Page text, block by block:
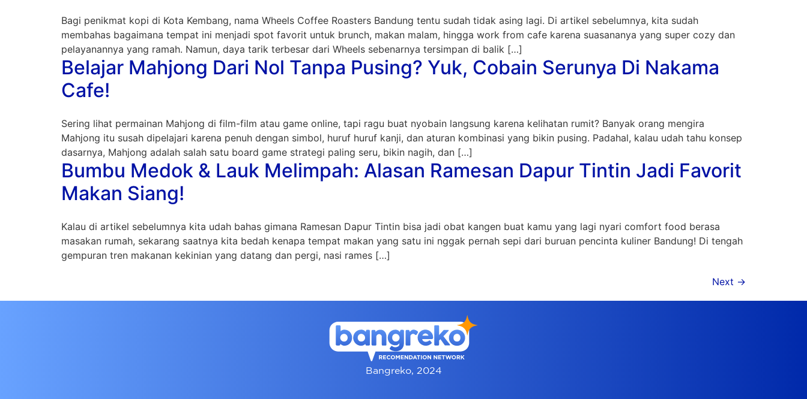
Bagi penikmat kopi di Kota Kembang, nama Wheels Coffee Roasters Bandung tentu sudah tidak asing lagi. Di artikel sebelumnya, kita sudah
membahas bagaimana tempat ini menjadi spot favorit untuk brunch, makan malam, hingga work from cafe karena suasananya yang super cozy dan
pelayanannya yang ramah. Namun, daya tarik terbesar dari Wheels sebenarnya tersimpan di balik […]
Belajar Mahjong Dari Nol Tanpa Pusing? Yuk, Cobain Serunya Di Nakama
Cafe!
Sering lihat permainan Mahjong di film-film atau game online, tapi ragu buat nyobain langsung karena kelihatan rumit? Banyak orang mengira
Mahjong itu susah dipelajari karena penuh dengan simbol, huruf huruf kanji, dan aturan kombinasi yang bikin pusing. Padahal, kalau udah tahu konsep
dasarnya, Mahjong adalah salah satu board game strategi paling seru, bikin nagih, dan […]
Bumbu Medok & Lauk Melimpah: Alasan Ramesan Dapur Tintin Jadi Favorit
Makan Siang!
Kalau di artikel sebelumnya kita udah bahas gimana Ramesan Dapur Tintin bisa jadi obat kangen buat kamu yang lagi nyari comfort food berasa
masakan rumah, sekarang saatnya kita bedah kenapa tempat makan yang satu ini nggak pernah sepi dari buruan pencinta kuliner Bandung! Di tengah
gempuran tren makanan kekinian yang datang dan pergi, nasi rames […]
Next →
Bangreko, 2024